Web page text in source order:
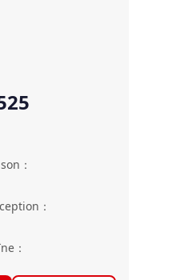
：
：
：